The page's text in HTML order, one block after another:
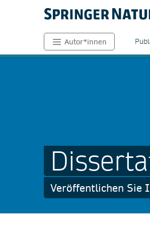
Autor*innen
Veröffentlichen Sie